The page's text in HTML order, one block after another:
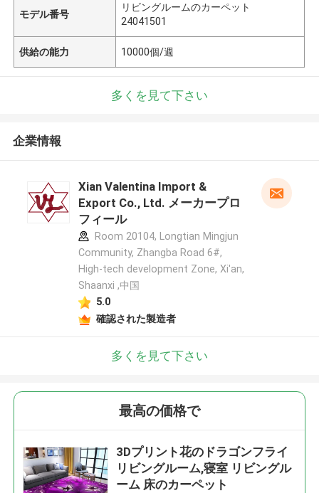
モデル番号
リビングルームのカーペット
24041501
供給の能力 10000個/週
多くを見て下さい
企業情報
Xian Valentina Import &
Export Co., Ltd. メーカープロ
フィール
Room 20104, Longtian Mingjun
Community, Zhangba Road 6#,
High-tech development Zone, Xi'an,
Shaanxi ,中国
5.0
確認された製造者
多くを見て下さい
最高の価格で
3Dプリント花のドラゴンフライ
リビングルーム,寝室 リビングル
ーム 床のカーペット